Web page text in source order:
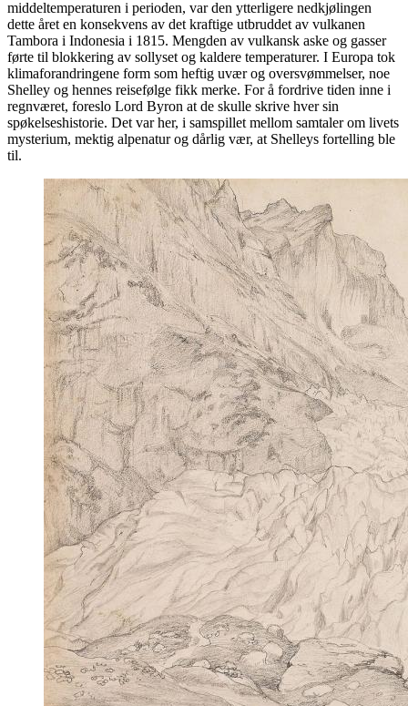
middeltemperaturen i perioden, var den ytterligere nedkjølingen
dette året en konsekvens av det kraftige utbruddet av vulkanen
Tambora i Indonesia i 1815. Mengden av vulkansk aske og gasser
førte til blokkering av sollyset og kaldere temperaturer. I Europa tok
klimaforandringene form som heftig uvær og oversvømmelser, noe
Shelley og hennes reisefølge fikk merke. For å fordrive tiden inne i
regnværet, foreslo Lord Byron at de skulle skrive hver sin
spøkelseshistorie. Det var her, i samspillet mellom samtaler om livets
mysterium, mektig alpenatur og dårlig vær, at Shelleys fortelling ble
til.